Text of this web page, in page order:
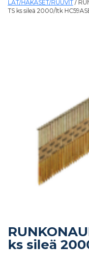
LAT/HAKASET/RUUVIT/
TS ks sileä 2000/ltk
ks sileä